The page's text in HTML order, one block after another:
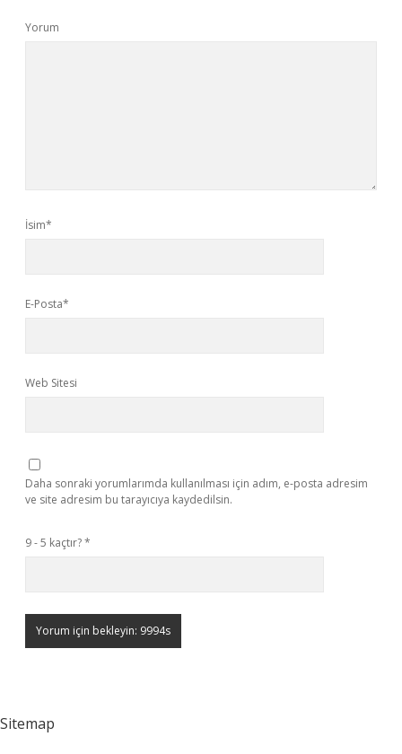
Yorum
İsim*
E-Posta*
Web Sitesi
Daha sonraki yorumlarımda kullanılması için adım, e-posta adresim
ve site adresim bu tarayıcıya kaydedilsin.
9 - 5 kaçtır?*
Sitemap